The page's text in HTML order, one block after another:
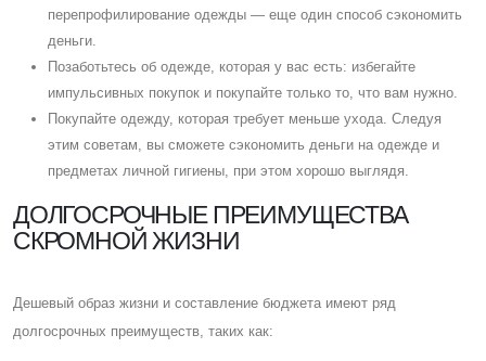
перепрофилирование одежды — еще один способ сэкономить
деньги.
Позаботьтесь об одежде, которая у вас есть: избегайте
импульсивных покупок и покупайте только то, что вам нужно.
Покупайте одежду, которая требует меньше ухода. Cледуя
этим советам, вы сможете сэкономить деньги на одежде и
предметах личной гигиены, при этом хорошо выглядя.
ДОЛГОСРОЧНЫЕ ПРЕИМУЩЕСТВА
СКРОМНОЙ ЖИЗНИ
Дешевый образ жизни и составление бюджета имеют ряд
долгосрочных преимуществ, таких как: